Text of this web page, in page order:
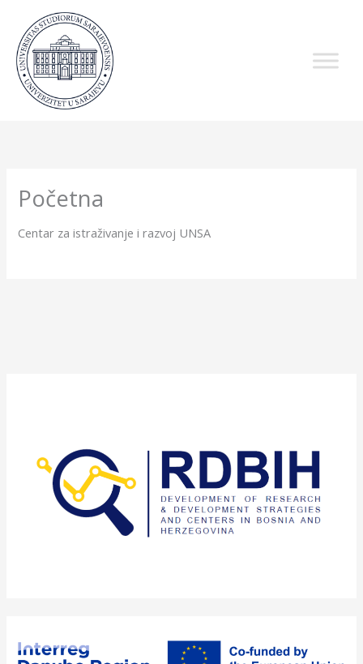
content
Početna
Centar za istraživanje i razvoj UNSA